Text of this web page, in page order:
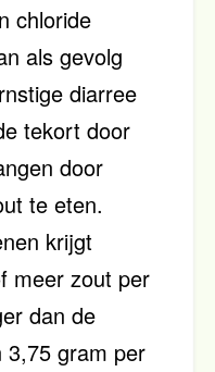
chloride
als gevolg
diarree
tekort door
door
te eten.
krijgt
meer zout per
dan de
3,75 gram per